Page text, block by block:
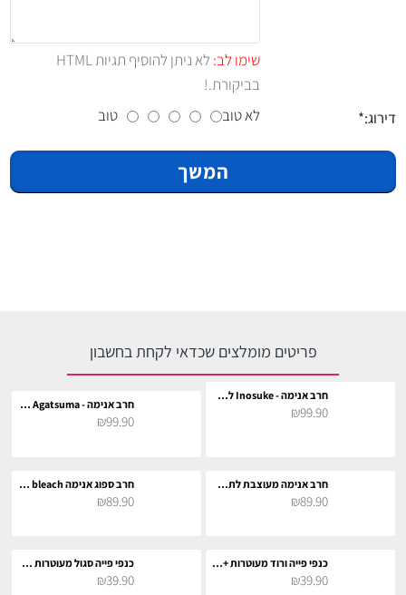
שימו לב:
לא ניתן להוסיף תגיות HTML
בביקורת.!
דירוג:
לא טוב טוב
המשך
פריטים מומלצים שכדאי לקחת בחשבון
חרב אנימה - Inosuke לתחפושת וקוספליי
₪99.90 חרב אנימה - Zenitsu Agatsuma לתחפושת וקוספליי
₪99.90
חרב אנימה מעוצבת לתחפושת וקוספליי
₪89.90
חרב ספוג אנימה bleach לתחפושת וקוספליי
₪89.90
כנפי פייה ורוד מעוטרות + תאורה צבעונית לתחפושת קוספליי
₪39.90
כנפי פייה סגול מעוטרות + תאורה צבעונית לתחפושת קוספליי
₪39.90